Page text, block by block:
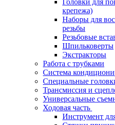
Головки для
крепежа)
Наборы для
резьбы
Резьбовые
Шпильковерты
Экстракторы
Работа с трубками
Система
Специальные
Трансмиссия и
Универсальные
Ходовая часть
Инструмент